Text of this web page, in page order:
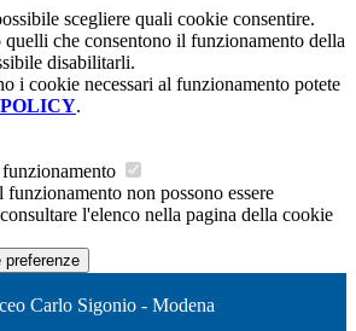
scegliere quali cookie consentire.
quelli che consentono il funzionamento della
disabilitarli.
i cookie necessari al funzionamento potete
.
non possono essere
l'elenco nella pagina della cookie
preferenze
Carlo Sigonio - Modena